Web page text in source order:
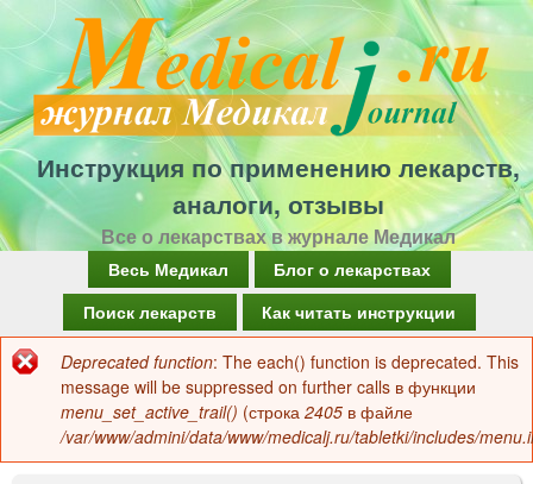
Перейти
к
основному
содержанию
Инструкция по применению лекарств,
аналоги, отзывы
Все о лекарствах в журнале Медикал
а
в
о
Весь Медикал
Блог о лекарствах
Поиск лекарств
Как читать инструкции
Сообщение
об
ошибке
Deprecated function: The each() function is deprecated. This
message will be suppressed on further calls в функции
menu_set_active_trail() (строка 2405 в файле
/var/www/admini/data/www/medicalj.ru/tabletki/includes/